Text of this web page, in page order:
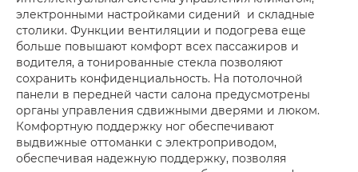
электронными настройками сидений и складные
столики. Функции вентиляции и подогрева еще
больше повышают комфорт всех пассажиров и
водителя, а тонированные стекла позволяют
сохранить конфиденциальность. На потолочной
панели в передней части салона предусмотрены
органы управления сдвижными дверями и люком.
Комфортную поддержку ног обеспечивают
выдвижные оттоманки с электроприводом,
обеспечивая надежную поддержку, позволяя